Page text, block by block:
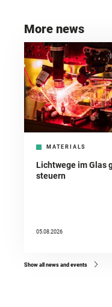
More news
MATERIALS
Lichtwege im Glas
steuern
05.08.2026
Show all news and events